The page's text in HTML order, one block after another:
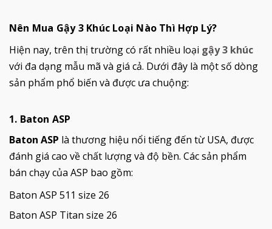
Nên Mua Gậy 3 Khúc Loại Nào Thì Hợp Lý?
Hiện nay, trên thị trường có rất nhiều loại gậy 3 khúc
với đa dạng mẫu mã và giá cả. Dưới đây là một số dòng
sản phẩm phổ biến và được ưa chuộng:
1. Baton ASP
Baton ASP là thương hiệu nổi tiếng đến từ USA, được
đánh giá cao về chất lượng và độ bền. Các sản phẩm
bán chạy của ASP bao gồm:
Baton ASP 511 size 26
Baton ASP Titan size 26